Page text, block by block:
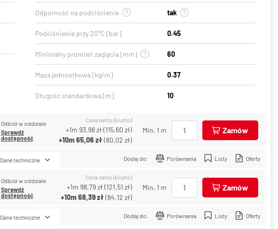
Odporność na podciśnienie tak
Podciśnienie przy 20°C [bar] 0.45
Minimalny promień zagięcia [mm] 60
Masa jednostkowa [kg/m] 0.37
Długość standardowa [m] 10
Odbiór w oddziale
Sprawdź
dostępność
Cena netto (brutto)
+1m 93,98 zł(115,60 zł)
+10m65,06 zł(80,02 zł)
Min. 1 m Zamów
Dodaj do: Porównania Listy Oferty
Dane techniczne
Odbiór w oddziale
Sprawdź
dostępność
Cena netto (brutto)
+1m 98,79 zł(121,51 zł)
+10m68,39 zł(84,12 zł)
Min. 1 m Zamów
Dodaj do: Porównania Listy Oferty
Dane techniczne